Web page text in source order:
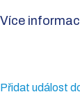
Více
Přidat událost